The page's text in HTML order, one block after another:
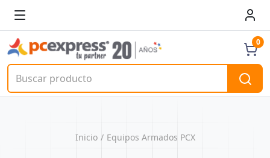
0
Inicio Equipos Armados PCX